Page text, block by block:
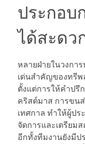
ประกอบ
ได้สะดว
หลายฝ่ายในวงกา
เด่นสำคัญของทรีพ
ตั้งแต่การให้คำปรึ
คริสต์มาส การขน
เทศกาล ทำให้ผู้ปร
จัดการและเตรียม
อีกทั้งทีมงานยังมีป